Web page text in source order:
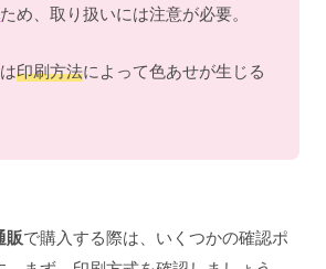
ため、取り扱いには注意が必要。
印刷方法によって色あせが生じる
販で購入する際は、いくつかの確認ポ